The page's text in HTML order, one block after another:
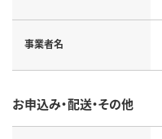
事業者名
お申込み・配送・その他